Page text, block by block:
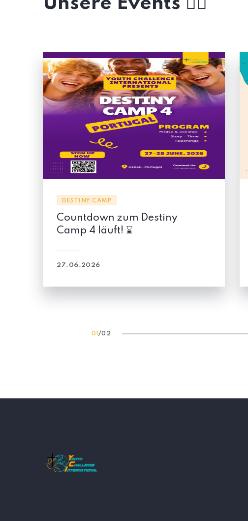
DESTINY CAMP
Countdown zum Destiny
Camp 4 läuft! ⌛
27.06.2026
01 /02